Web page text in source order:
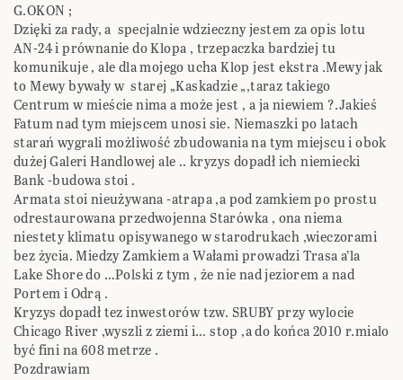
G.OKON ;
Dzięki za rady, a specjalnie wdzieczny jestem za opis lotu
AN-24 i prównanie do Klopa , trzepaczka bardziej tu
komunikuje , ale dla mojego ucha Klop jest ekstra .Mewy jak
to Mewy bywały w starej „Kaskadzie „,taraz takiego
Centrum w mieście nima a może jest , a ja niewiem ?.Jakieś
Fatum nad tym miejscem unosi sie. Niemaszki po latach
starań wygrali możliwość zbudowania na tym miejscu i obok
dużej Galeri Handlowej ale .. kryzys dopadł ich niemiecki
Bank -budowa stoi .
Armata stoi nieużywana -atrapa ,a pod zamkiem po prostu
odrestaurowana przedwojenna Starówka , ona niema
niestety klimatu opisywanego w starodrukach ,wieczorami
bez życia. Miedzy Zamkiem a Wałami prowadzi Trasa a’la
Lake Shore do …Polski z tym , że nie nad jeziorem a nad
Portem i Odrą .
Kryzys dopadł tez inwestorów tzw. SRUBY przy wylocie
Chicago River ,wyszli z ziemi i… stop ,a do końca 2010 r.mialo
być fini na 608 metrze .
Pozdrawiam